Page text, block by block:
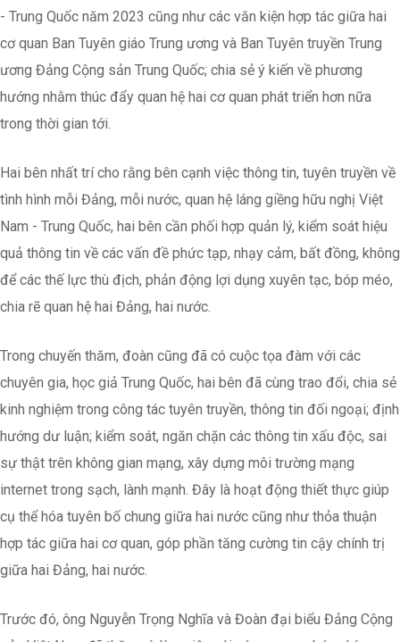
- Trung Quốc năm 2023 cũng như các văn kiện hợp tác giữa hai
cơ quan Ban Tuyên giáo Trung ương và Ban Tuyên truyền Trung
ương Đảng Cộng sản Trung Quốc; chia sẻ ý kiến về phương
hướng nhằm thúc đẩy quan hệ hai cơ quan phát triển hơn nữa
trong thời gian tới.
Hai bên nhất trí cho rằng bên cạnh việc thông tin, tuyên truyền về
tình hình mỗi Đảng, mỗi nước, quan hệ láng giềng hữu nghị Việt
Nam - Trung Quốc, hai bên cần phối hợp quản lý, kiểm soát hiệu
quả thông tin về các vấn đề phức tạp, nhạy cảm, bất đồng, không
để các thế lực thù địch, phản động lợi dụng xuyên tạc, bóp méo,
chia rẽ quan hệ hai Đảng, hai nước.
Trong chuyến thăm, đoàn cũng đã có cuộc tọa đàm với các
chuyên gia, học giả Trung Quốc, hai bên đã cùng trao đổi, chia sẻ
kinh nghiệm trong công tác tuyên truyền, thông tin đối ngoại; định
hướng dư luận; kiểm soát, ngăn chặn các thông tin xấu độc, sai
sự thật trên không gian mạng, xây dựng môi trường mạng
internet trong sạch, lành mạnh. Đây là hoạt động thiết thực giúp
cụ thể hóa tuyên bố chung giữa hai nước cũng như thỏa thuận
hợp tác giữa hai cơ quan, góp phần tăng cường tin cậy chính trị
giữa hai Đảng, hai nước.
Trước đó, ông Nguyễn Trọng Nghĩa và Đoàn đại biểu Đảng Cộng